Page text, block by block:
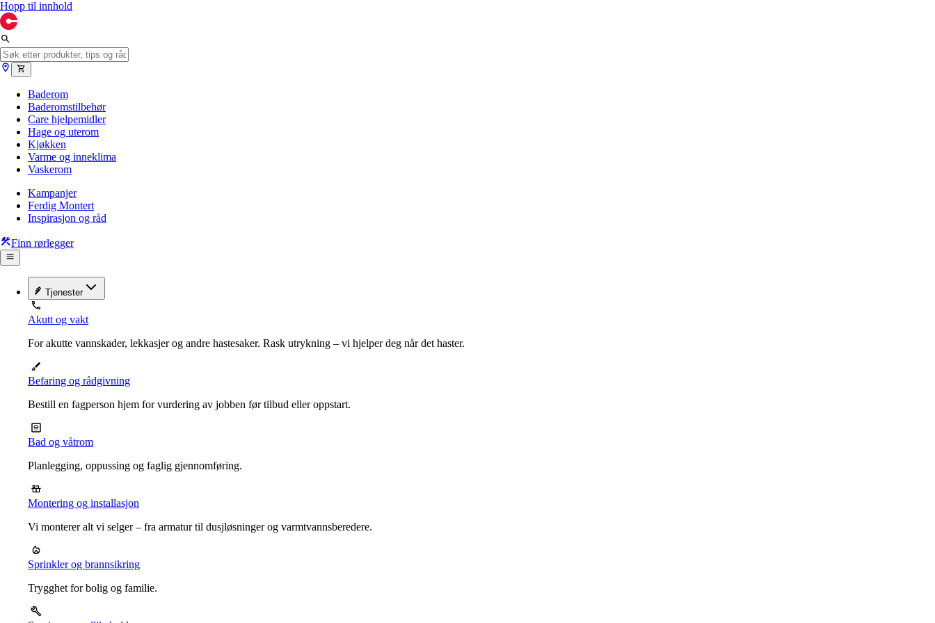
Hopp til innhold
Baderom
Baderomstilbehør
Care hjelpemidler
Hage og uterom
Kjøkken
Varme og inneklima
Vaskerom
Kampanjer
Ferdig Montert
Inspirasjon og råd
Finn rørlegger
Tjenester
Akutt og vakt
For akutte vannskader, lekkasjer og andre hastesaker. Rask utrykning – vi hjelper deg når det haster.
Befaring og rådgivning
Bestill en fagperson hjem for vurdering av jobben før tilbud eller oppstart.
Bad og våtrom
Planlegging, oppussing og faglig gjennomføring.
Montering og installasjon
Vi monterer alt vi selger – fra armatur til dusjløsninger og varmtvannsberedere.
Sprinkler og brannsikring
Trygghet for bolig og familie.